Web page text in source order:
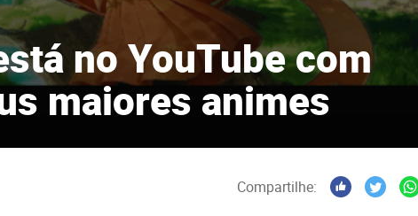
no YouTube com
maiores animes
Compartilhe: